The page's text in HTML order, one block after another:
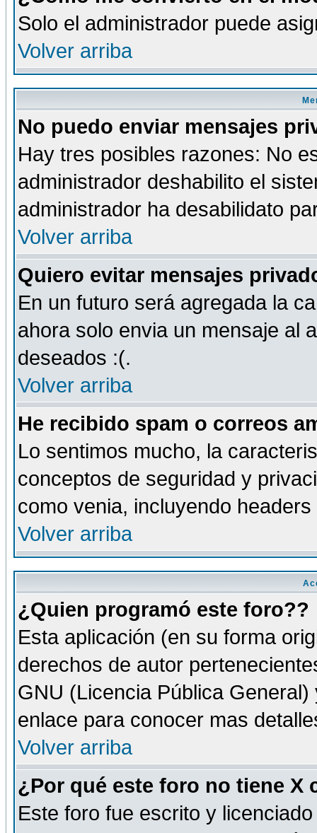
Solo el administrador puede
Volver arriba
No puedo enviar mensajes
Hay tres posibles razones: No
administrador deshabilito el
administrador ha desabilidato
Volver arriba
Quiero evitar mensajes
En un futuro será agregada la
ahora solo envia un mensaje al
deseados :(.
Volver arriba
He recibido spam o correos
Lo sentimos mucho, la
conceptos de seguridad y
como venia, incluyendo
Volver arriba
¿Quien programó este foro??
Esta aplicación (en su forma
derechos de autor
GNU (Licencia Pública
enlace para conocer mas
Volver arriba
¿Por qué este foro no tiene X
Este foro fue escrito y